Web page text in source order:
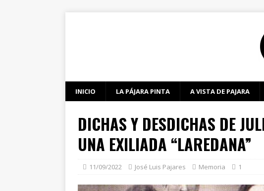
INICIO LA PÁJARA PINTA A VISTA DE PAJARA
DICHAS Y DESDICHAS DE
UNA EXILIADA “LAREDANA”
11/09/2022 José Luis Pajares Memoria 1